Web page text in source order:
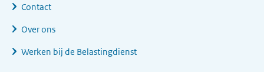
Contact
Over ons
Werken bij de Belastingdienst